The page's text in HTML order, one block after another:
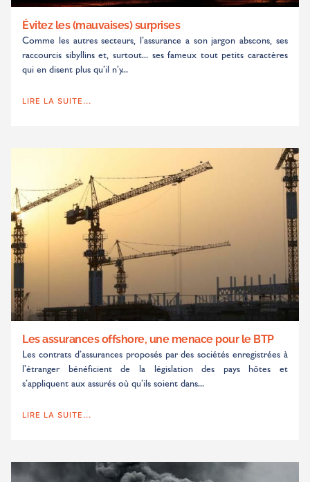
Évitez les (mauvaises) surprises
Comme les autres secteurs, l’assurance a son jargon abscons, ses
raccourcis sibyllins et, surtout... ses fameux tout petits caractères
qui en disent plus qu’il n’y...
LIRE LA SUITE...
Les assurances offshore, une menace pour le BTP
Les contrats d’assurances proposés par des sociétés enregistrées à
l’étranger bénéficient de la législation des pays hôtes et
s’appliquent aux assurés où qu’ils soient dans...
LIRE LA SUITE...